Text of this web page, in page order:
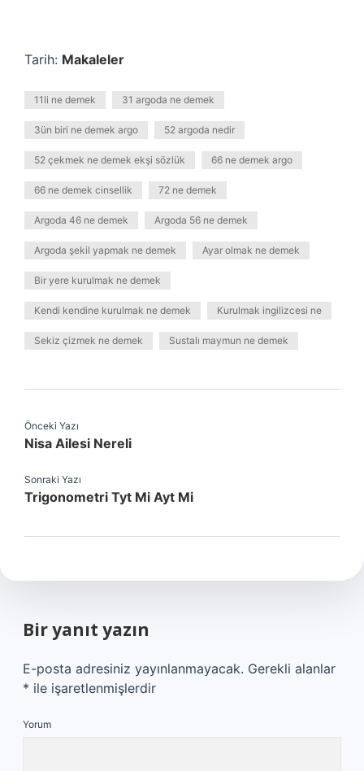
Tarih: Makaleler
11li ne demek 31 argoda ne demek
3ün biri ne demek argo 52 argoda nedir
52 çekmek ne demek ekşi sözlük 66 ne demek argo
66 ne demek cinsellik 72 ne demek
Argoda 46 ne demek Argoda 56 ne demek
Argoda şekil yapmak ne demek Ayar olmak ne demek
Bir yere kurulmak ne demek
Kendi kendine kurulmak ne demek Kurulmak ingilizcesi ne
Sekiz çizmek ne demek Sustalı maymun ne demek
Önceki Yazı
Nisa Ailesi Nereli
Sonraki Yazı
Trigonometri Tyt Mi Ayt Mi
Bir yanıt yazın
E-posta adresiniz yayınlanmayacak. Gerekli alanlar
* ile işaretlenmişlerdir
Yorum